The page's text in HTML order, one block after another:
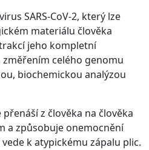
SARS-CoV-2, který lze
materiálu člověka
jeho kompletní
celého genomu
biochemickou analýzou
z člověka na člověka
a způsobuje onemocnění
k atypickému zápalu plic.